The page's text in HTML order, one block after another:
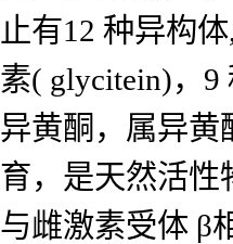
止有12 种异构
素( glycitein)，
异黄酮，属异黄
育，是天然活性
与雌激素受体 β